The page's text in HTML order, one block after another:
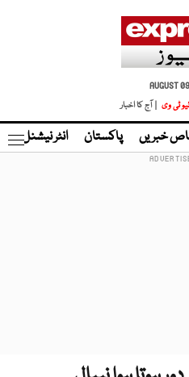
AUGUST
ٹی وی | آج کا اخبار
خبریں پاکستان انٹر نیشنل